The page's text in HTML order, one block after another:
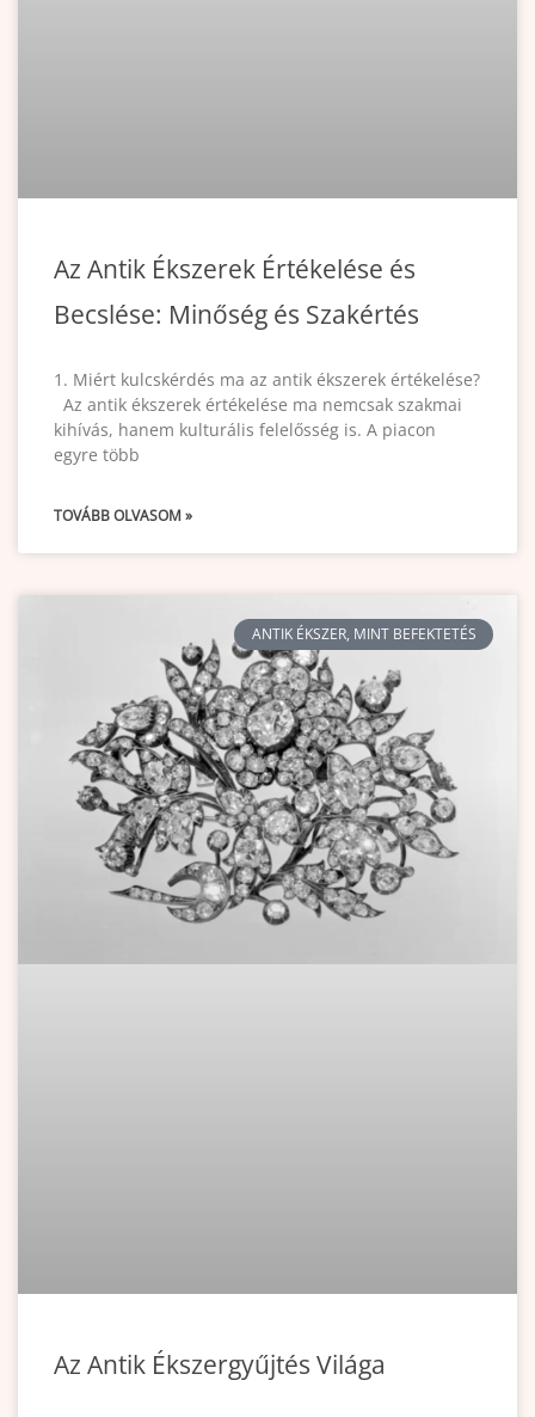
Az Antik Ékszerek Értékelése és
Becslése: Minőség és Szakértés
1. Miért kulcskérdés ma az antik ékszerek értékelése?
Az antik ékszerek értékelése ma nemcsak szakmai
kihívás, hanem kulturális felelősség is. A piacon
egyre több
TOVÁBB OLVASOM »
ANTIK ÉKSZER, MINT BEFEKTETÉS
Az Antik Ékszergyűjtés Világa